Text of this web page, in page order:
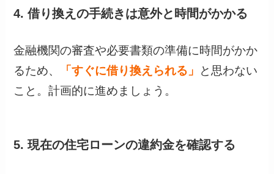
4. 借り換えの手続きは意外と時間がかかる
金融機関の審査や必要書類の準備に時間がかか
るため、
「すぐに借り換えられる」
と思わない
こと。計画的に進めましょう。
5. 現在の住宅ローンの違約金を確認する